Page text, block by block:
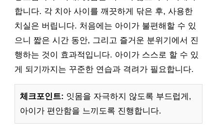
합니다. 각 치아 사이를 깨끗하게 닦은 후, 사용한
치실은 버립니다. 처음에는 아이가 불편해할 수 있
으니 짧은 시간 동안, 그리고 즐거운 분위기에서 진
행하는 것이 효과적입니다. 아이가 스스로 할 수 있
게 되기까지는 꾸준한 연습과 격려가 필요합니다.
체크포인트: 잇몸을 자극하지 않도록 부드럽게,
아이가 편안함을 느끼도록 진행합니다.